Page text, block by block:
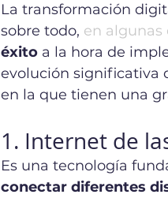
La transformación
sobre todo, en algunas
éxito a la hora de
evolución significativa
en la que tienen una
1. Internet de
Es una tecnología
conectar diferentes